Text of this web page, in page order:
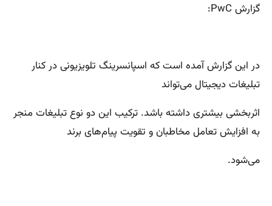
گزارش PwC:
در این گزارش آمده است که اسپانسرینگ تلویزیونی در کنار
تبلیغات دیجیتال می‌تواند
اثربخشی بیشتری داشته باشد. ترکیب این دو نوع تبلیغات منجر
به افزایش تعامل مخاطبان و تقویت پیام‌های برند
می‌شود.